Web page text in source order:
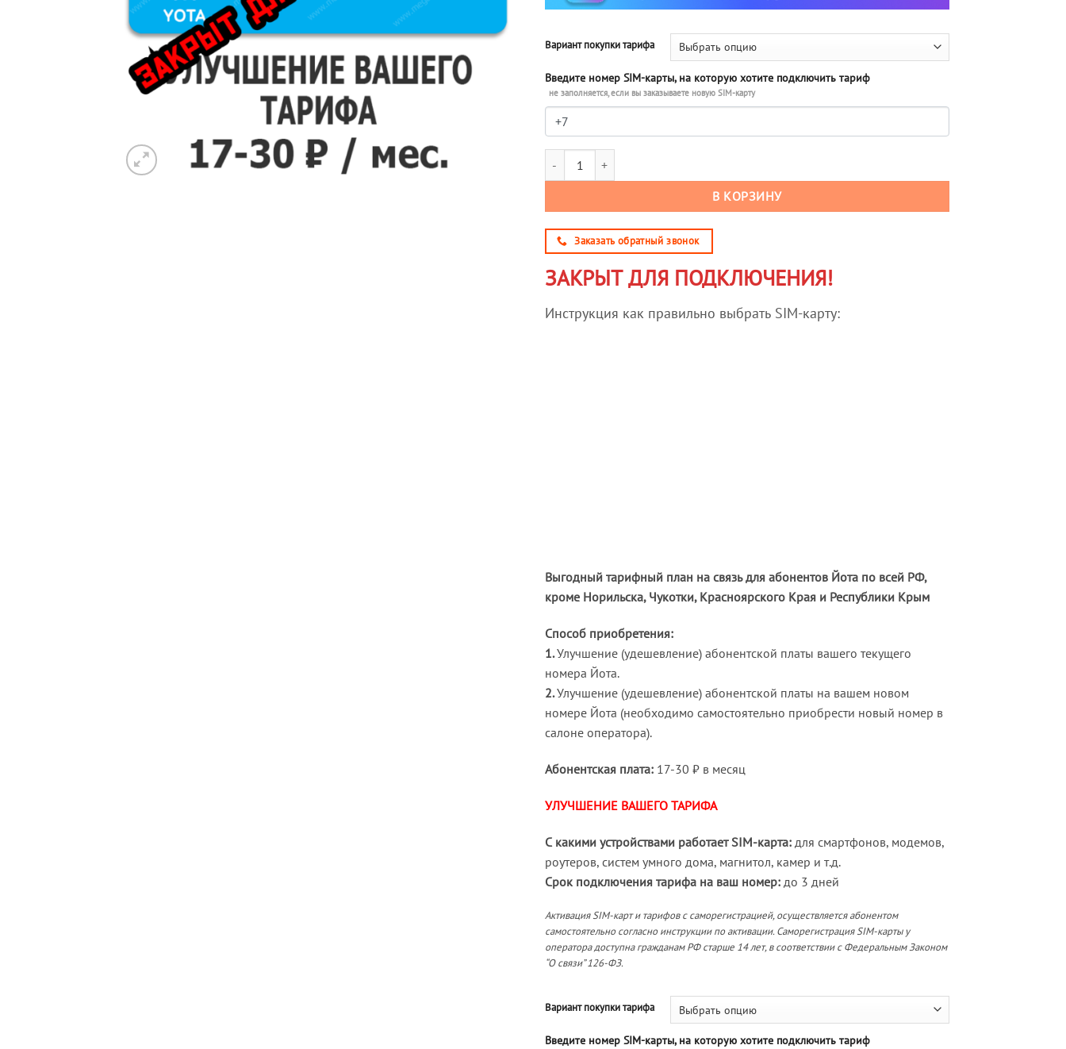
Вариант покупки тарифа
Введите номер SIM-карты, на которую хотите подключить тариф
не заполняется, если вы заказываете новую SIM-карту
Количество товара Улучшение тарифа для абонентов Yota (саморегистрация)
В КОРЗИНУ
Заказать обратный звонок
ЗАКРЫТ ДЛЯ ПОДКЛЮЧЕНИЯ!
Инструкция как правильно выбрать SIM-карту:
Выгодный тарифный план на связь для абонентов Йота по всей РФ,
кроме Норильска, Чукотки, Красноярского Края и Республики Крым
Способ приобретения:
1.Улучшение (удешевление) абонентской платы вашего текущего
номера Йота.
2.Улучшение (удешевление) абонентской платы на вашем новом
номере Йота (необходимо самостоятельно приобрести новый номер в
салоне оператора).
Абонентская плата: 17-30 ₽ в месяц
УЛУЧШЕНИЕ ВАШЕГО ТАРИФА
С какими устройствами работает SIM-карта: для смартфонов, модемов,
роутеров, систем умного дома, магнитол, камер и т.д.
Срок подключения тарифа на ваш номер: до 3 дней
Активация SIM-карт и тарифов с саморегистрацией, осуществляется абонентом
самостоятельно согласно инструкции по активации. Саморегистрация SIM-карты у
оператора доступна гражданам РФ старше 14 лет, в соответствии с Федеральным Законом
“О связи” 126-ФЗ.
Вариант покупки тарифа
Введите номер SIM-карты, на которую хотите подключить тариф